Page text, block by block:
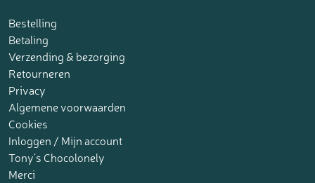
Bestelling
Betaling
Verzending & bezorging
Retourneren
Privacy
Algemene voorwaarden
Cookies
Inloggen / Mijn account
Tony’s Chocolonely
Merci